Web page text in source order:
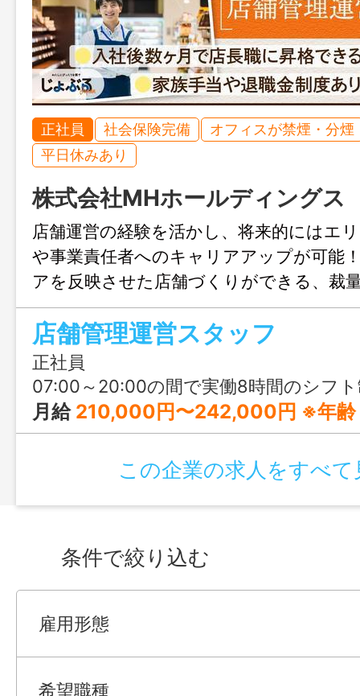
正社員 社会保険完備
オフィスが禁煙・分煙
平日休みあり
株式会社MHホールディングス
店舗運営の経験を活かし、将来的にはエ
や事業責任者へのキャリアアップが可能
アを反映させた店舗づくりができる、裁
す。店舗の「顔」として、スタッフとと
やりがいのある仕事ですよ。
店舗管理運営スタッフ
正社員
07:00～20:00の間で実働8時間のシフト制 【シフト例】
月給 210,000円〜242,000円 ※年齢・経験・能力
この企業の求人をすべて
条件で絞り込む
雇用形態
希望職種